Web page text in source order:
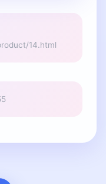
14.html